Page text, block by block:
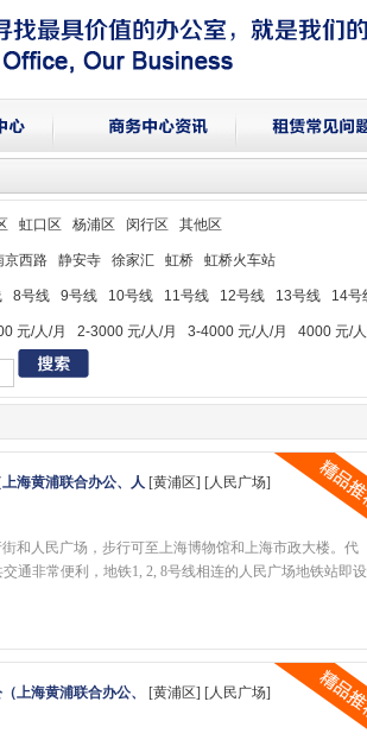
虹口区 杨浦区 闵行区 其他区
京西路 静安寺 徐家汇 虹桥 虹桥火车站
8号线 9号线 10号线 11号线 12号线 13号线 14号
元/人/月 2-3000 元/人/月 3-4000 元/人/月 4000 元/
海黄浦联合办公、人 [黄浦区] [人民广场]
和人民广场，步行可至上海博物馆和上海市政大楼。代
通非常便利，地铁1, 2, 8号线相连的人民广场地铁站即设
上海黄浦联合办公、 [黄浦区] [人民广场]